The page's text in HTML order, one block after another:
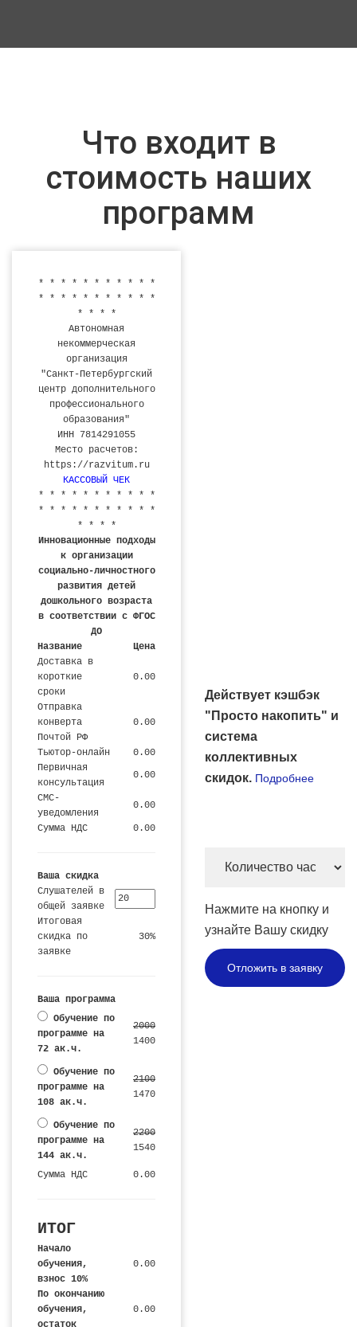
Что входит в
стоимость наших
программ
* * * * * * * * * * *
* * * * * * * * * * *
* * * *
Автономная
некоммерческая
организация
"Санкт-Петербургский
центр дополнительного
профессионального
образования"
ИНН 7814291055
Место расчетов:
https://razvitum.ru
КАССОВЫЙ ЧЕК
* * * * * * * * * * *
* * * * * * * * * * *
* * * *
Инновационные подходы
к организации
социально-личностного
развития детей
дошкольного возраста
в соответствии с ФГОС
ДО
Название
Цена
Доставка в
короткие
сроки
0.00
Отправка
конверта
Почтой РФ
0.00
Тьютор-онлайн
0.00
Первичная
консультация
0.00
СМС-
уведомления
0.00
Сумма НДС 0.00
Ваша скидка
Слушателей в
общей заявке
Итоговая
скидка по
заявке
30%
Ваша программа
Обучение по
программе на
72 ак.ч.
2000
1400
Обучение по
программе на
108 ак.ч.
2100
1470
Обучение по
программе на
144 ак.ч.
2200
1540
Сумма НДС 0.00
ИТОГ
Начало
обучения,
взнос 10%
0.00
По окончанию
обучения,
остаток
0.00
Действует кэшбэк
"Просто накопить" и
система
коллективных
скидок. Подробнее
Нажмите на кнопку и
узнайте Вашу скидку
Отложить в заявку